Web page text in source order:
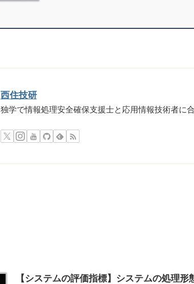
西住技研
独学で情報処理安全確保支援士と応用情報技術者に
【システムの評価指標】システムの処理